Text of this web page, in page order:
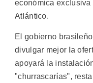
económica
Atlántico.
El gobierno
divulgar mejor la
apoyará la
"churrascarías",